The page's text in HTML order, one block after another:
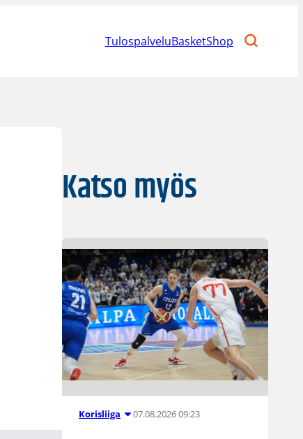
TulospalveluBasketShop
Katso myös
Korisliiga 07.08.2026 09:23